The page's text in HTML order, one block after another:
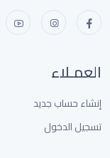
العمـلاء
إنشاء حساب جديد
تسجيل الدخول